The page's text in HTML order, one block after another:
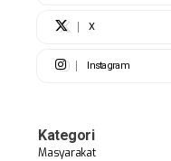
X
Instagram
Kategori
Masyarakat